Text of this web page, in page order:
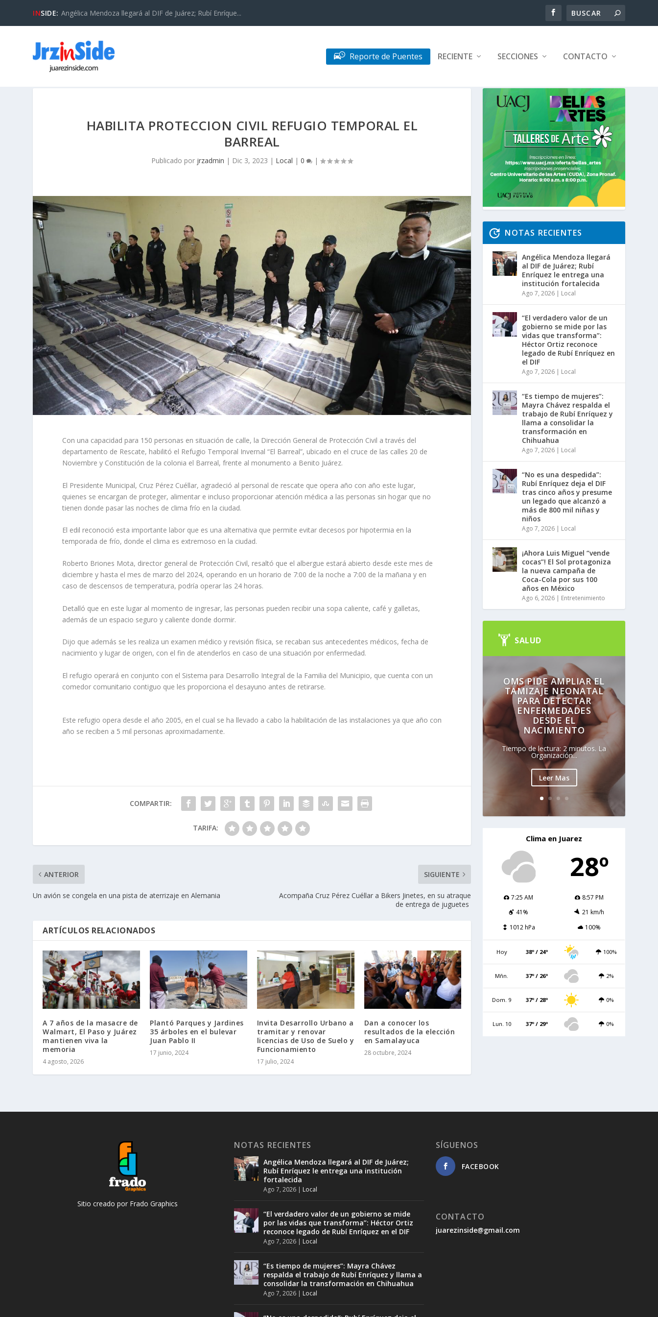
INSIDE: Angélica Mendoza llegará al DIF de Juárez; Rubí Enríque...
Reporte de Puentes RECIENTE SECCIONES CONTACTO
HABILITA PROTECCION CIVIL REFUGIO TEMPORAL EL
BARREAL
Publicado por jrzadmin | Dic 3, 2023 | Local |0 |
Con una capacidad para 150 personas en situación de calle, la Dirección General de Protección Civil a través del
departamento de Rescate, habilitó el Refugio Temporal Invernal “El Barreal”, ubicado en el cruce de las calles 20 de
Noviembre y Constitución de la colonia el Barreal, frente al monumento a Benito Juárez.
El Presidente Municipal, Cruz Pérez Cuéllar, agradeció al personal de rescate que opera año con año este lugar,
quienes se encargan de proteger, alimentar e incluso proporcionar atención médica a las personas sin hogar que no
tienen donde pasar las noches de clima frío en la ciudad.
El edil reconoció esta importante labor que es una alternativa que permite evitar decesos por hipotermia en la
temporada de frío, donde el clima es extremoso en la ciudad.
Roberto Briones Mota, director general de Protección Civil, resaltó que el albergue estará abierto desde este mes de
diciembre y hasta el mes de marzo del 2024, operando en un horario de 7:00 de la noche a 7:00 de la mañana y en
caso de descensos de temperatura, podría operar las 24 horas.
Detalló que en este lugar al momento de ingresar, las personas pueden recibir una sopa caliente, café y galletas,
además de un espacio seguro y caliente donde dormir.
Dijo que además se les realiza un examen médico y revisión física, se recaban sus antecedentes médicos, fecha de
nacimiento y lugar de origen, con el fin de atenderlos en caso de una situación por enfermedad.
El refugio operará en conjunto con el Sistema para Desarrollo Integral de la Familia del Municipio, que cuenta con un
comedor comunitario contiguo que les proporciona el desayuno antes de retirarse.
Este refugio opera desde el año 2005, en el cual se ha llevado a cabo la habilitación de las instalaciones ya que año con
año se reciben a 5 mil personas aproximadamente.
COMPARTIR:
TARIFA:
ANTERIOR
Un avión se congela en una pista de aterrizaje en Alemania
SIGUIENTE
Acompaña Cruz Pérez Cuéllar a Bikers Jinetes, en su atraque
de entrega de juguetes
ARTÍCULOS RELACIONADOS
A 7 años de la masacre de
Walmart, El Paso y Juárez
mantienen viva la
memoria
4 agosto, 2026
Plantó Parques y Jardines
35 árboles en el bulevar
Juan Pablo II
17 junio, 2024
Invita Desarrollo Urbano a
tramitar y renovar
licencias de Uso de Suelo y
Funcionamiento
17 julio, 2024
Dan a conocer los
resultados de la elección
en Samalayuca
28 octubre, 2024
NOTAS RECIENTES
Angélica Mendoza llegará
al DIF de Juárez; Rubí
Enríquez le entrega una
institución fortalecida
Ago 7, 2026 | Local
“El verdadero valor de un
gobierno se mide por las
vidas que transforma”:
Héctor Ortiz reconoce
legado de Rubí Enríquez en
el DIF
Ago 7, 2026 | Local
“Es tiempo de mujeres”:
Mayra Chávez respalda el
trabajo de Rubí Enríquez y
llama a consolidar la
transformación en
Chihuahua
Ago 7, 2026 | Local
“No es una despedida”:
Rubí Enríquez deja el DIF
tras cinco años y presume
un legado que alcanzó a
más de 800 mil niñas y
niños
Ago 7, 2026 | Local
¡Ahora Luis Miguel “vende
cocas”! El Sol protagoniza
la nueva campaña de
Coca-Cola por sus 100
años en México
Ago 6, 2026 | Entretenimiento
SALUD
OMS PIDE AMPLIAR EL
TAMIZAJE NEONATAL
PARA DETECTAR
ENFERMEDADES
DESDE EL
NACIMIENTO
Tiempo de lectura: 2 minutos. La
Organización...
Leer Mas
Clima en Juarez
28º
7:25 AM
8:57 PM
41%
21 km/h
1012 hPa
100%
Hoy 38º / 24º 100%
Mñn. 37º / 26º 2%
Dom. 9 37º / 28º 0%
Lun. 10 37º / 29º 0%
Sitio creado por Frado Graphics
NOTAS RECIENTES
Angélica Mendoza llegará al DIF de Juárez;
Rubí Enríquez le entrega una institución
fortalecida
Ago 7, 2026 | Local
“El verdadero valor de un gobierno se mide
por las vidas que transforma”: Héctor Ortiz
reconoce legado de Rubí Enríquez en el DIF
Ago 7, 2026 | Local
“Es tiempo de mujeres”: Mayra Chávez
respalda el trabajo de Rubí Enríquez y llama a
consolidar la transformación en Chihuahua
Ago 7, 2026 | Local
SÍGUENOS
FACEBOOK
CONTACTO
juarezinside@gmail.com